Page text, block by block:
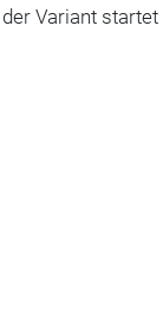
Variant startet